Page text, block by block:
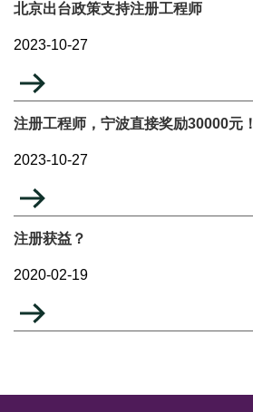
北京出台政策支持注册工程师
2023-10-27
注册工程师，宁波直接奖励30000元！
2023-10-27
注册获益？
2020-02-19